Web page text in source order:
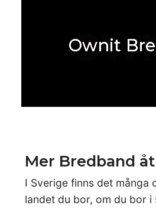
Ownit
Mer Bredband
I Sverige finns det många
landet du bor, om du bor